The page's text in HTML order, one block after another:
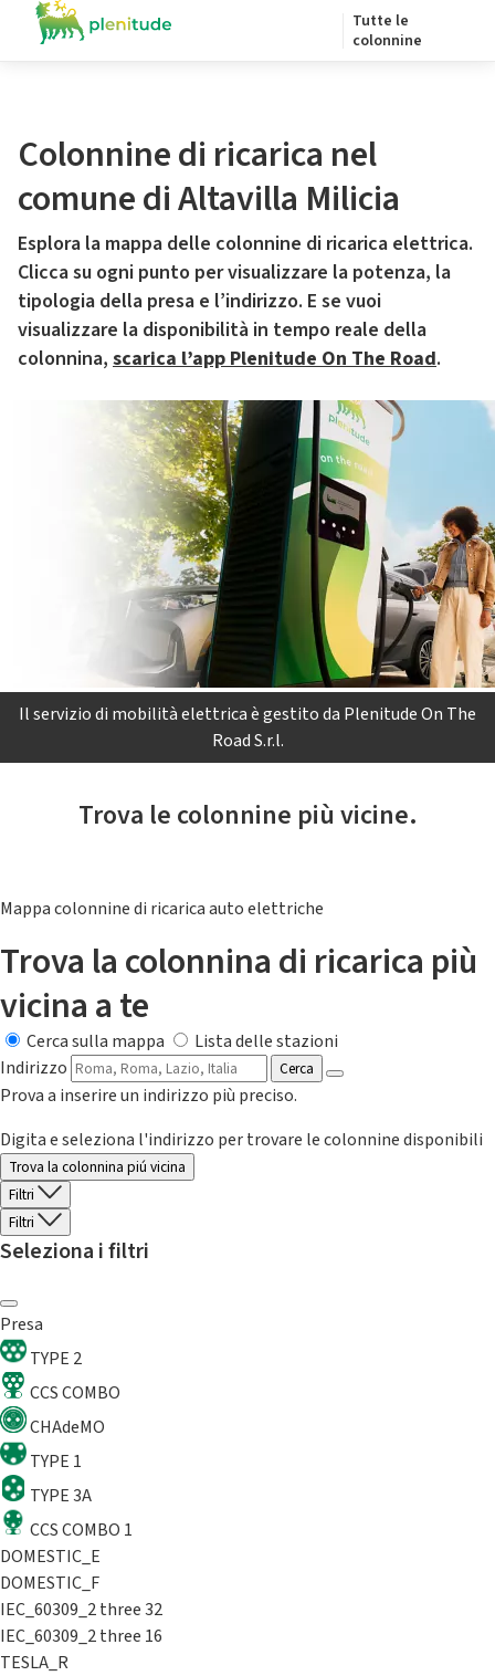
Tutte le
colonnine
Colonnine di ricarica nel
comune di Altavilla Milicia
Esplora la mappa delle colonnine di ricarica elettrica.
Clicca su ogni punto per visualizzare la potenza, la
tipologia della presa e l’indirizzo. E se vuoi
visualizzare la disponibilità in tempo reale della
colonnina, scarica l’app Plenitude On The Road.
Il servizio di mobilità elettrica è gestito da Plenitude On The
Road S.r.l.
Trova le colonnine più vicine.
Mappa colonnine di ricarica auto elettriche
Trova la colonnina di ricarica più
vicina a te
Cerca sulla mappa
Lista delle stazioni
Indirizzo
Cerca
Prova a inserire un indirizzo più preciso.
Digita e seleziona l'indirizzo per trovare le colonnine disponibili
Trova la colonnina piú vicina
Filtri
Filtri
Seleziona i filtri
Presa
TYPE 2
CCS COMBO
CHAdeMO
TYPE 1
TYPE 3A
CCS COMBO 1
DOMESTIC_E
DOMESTIC_F
IEC_60309_2 three 32
IEC_60309_2 three 16
TESLA_R